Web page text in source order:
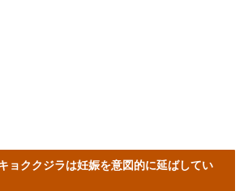
ョククジラは妊娠を意図的に延ばしてい